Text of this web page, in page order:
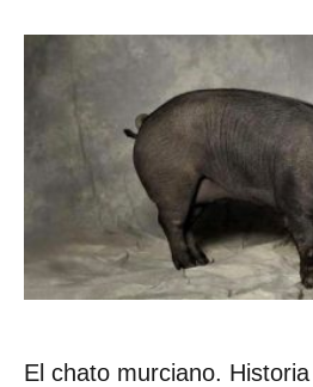
El chato murciano.